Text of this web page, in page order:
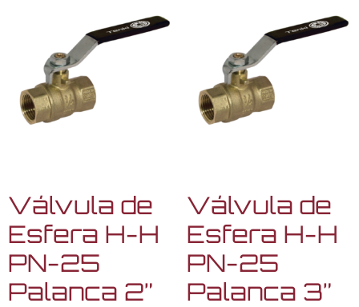
Válvula de
Esfera H-H
PN-25
Palanca 2”
Válvula de
Esfera H-H
PN-25
Palanca 3”